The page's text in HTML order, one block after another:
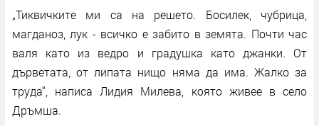
„Тиквичките ми са на решето. Босилек, чубрица,
магданоз, лук - всичко е забито в земята. Почти час
валя като из ведро и градушка като джанки. От
дърветата, от липата нищо няма да има. Жалко за
труда“, написа Лидия Милева, която живее в село
Дръмша.